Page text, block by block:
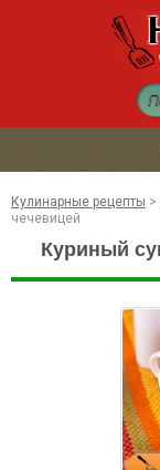
Кулинарные рецепты >
чечевицей
Куриный